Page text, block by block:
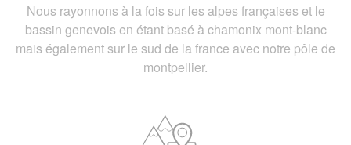
Nous rayonnons à la fois sur les alpes françaises et le
bassin genevois en étant basé à chamonix mont-blanc
mais également sur le sud de la france avec notre pôle de
montpellier.